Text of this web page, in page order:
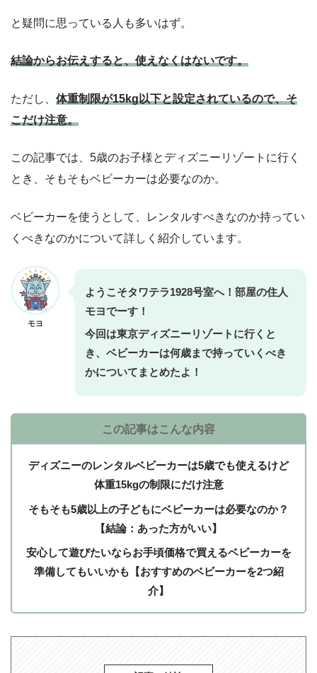
ンクを踏まずに検索して、お目当ての商品
と疑問に思っている人も多いはず。
結論からお伝えすると、使えなくはないです。
ただし、 体重制限が15kg以下と設定されているので、そ
こだけ注意。
この記事では、5歳のお子様とディズニーリゾートに行く
とき、そもそもベビーカーは必要なのか。
ベビーカーを使うとして、レンタルすべきなのか持ってい
くべきなのかについて詳しく紹介しています。
モヨ
ようこそタワテラ1928号室へ！部屋の住人
モヨでーす！
今回は東京ディズニーリゾートに行くと
き、ベビーカーは何歳まで持っていくべき
かについてまとめたよ！
この記事はこんな内容
ディズニーのレンタルベビーカーは5歳でも使えるけど
体重15kgの制限にだけ注意
そもそも5歳以上の子どもにベビーカーは必要なのか？
【結論：あった方がいい】
安心して遊びたいならお手頃価格で買えるベビーカーを
準備してもいいかも【おすすめのベビーカーを2つ紹
介】